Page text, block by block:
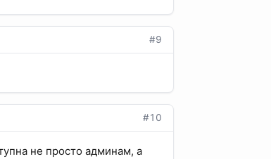
#9
#10
не просто админам, а